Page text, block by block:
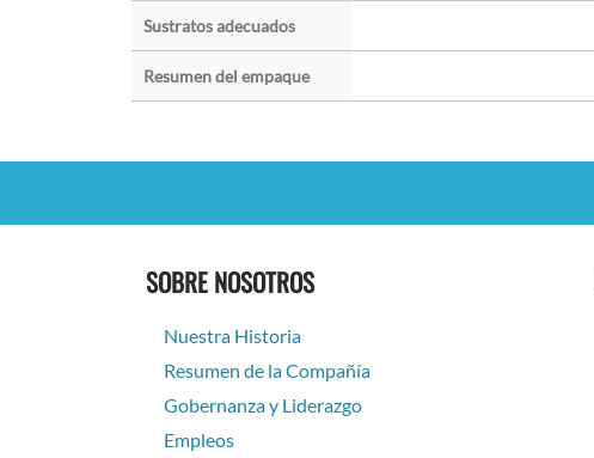
Sustratos adecuados
Resumen del empaque
SOBRE NOSOTROS
Nuestra Historia
Resumen de la Compañía
Gobernanza y Liderazgo
Empleos